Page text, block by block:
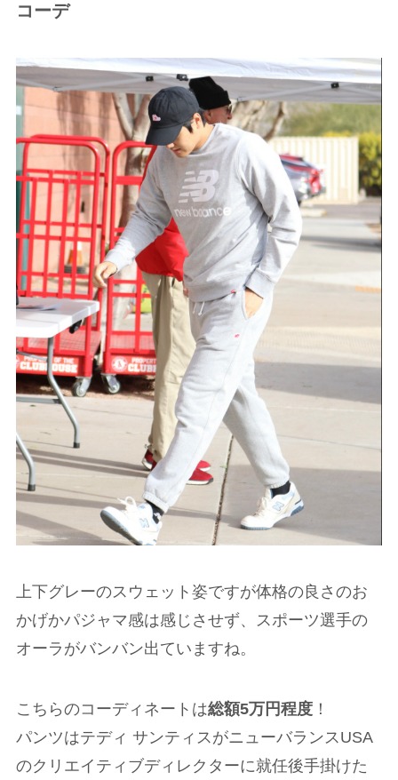
コーデ
上下グレーのスウェット姿ですが体格の良さのお
かげかパジャマ感は感じさせず、スポーツ選手の
オーラがバンバン出ていますね。
こちらのコーディネートは総額5万円程度！
パンツはテディ サンティスがニューバランスUSA
のクリエイティブディレクターに就任後手掛けた